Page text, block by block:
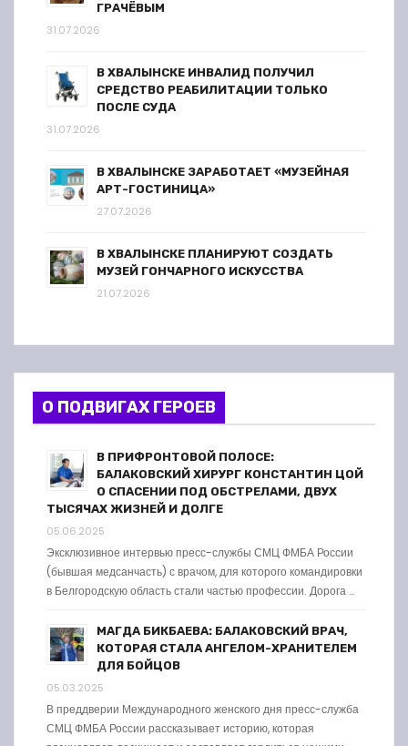
ГРАЧЁВЫМ
31.07.2026
В ХВАЛЫНСКЕ ИНВАЛИД ПОЛУЧИЛ
СРЕДСТВО РЕАБИЛИТАЦИИ ТОЛЬКО
ПОСЛЕ СУДА
31.07.2026
В ХВАЛЫНСКЕ ЗАРАБОТАЕТ «МУЗЕЙНАЯ
АРТ-ГОСТИНИЦА»
27.07.2026
В ХВАЛЫНСКЕ ПЛАНИРУЮТ СОЗДАТЬ
МУЗЕЙ ГОНЧАРНОГО ИСКУССТВА
21.07.2026
О ПОДВИГАХ ГЕРОЕВ
В ПРИФРОНТОВОЙ ПОЛОСЕ:
БАЛАКОВСКИЙ ХИРУРГ КОНСТАНТИН ЦОЙ
О СПАСЕНИИ ПОД ОБСТРЕЛАМИ, ДВУХ
ТЫСЯЧАХ ЖИЗНЕЙ И ДОЛГЕ
05.06.2025
Эксклюзивное интервью пресс-службы СМЦ ФМБА России
(бывшая медсанчасть) с врачом, для которого командировки
в Белгородскую область стали частью профессии. Дорога …
МАГДА БИКБАЕВА: БАЛАКОВСКИЙ ВРАЧ,
КОТОРАЯ СТАЛА АНГЕЛОМ-ХРАНИТЕЛЕМ
ДЛЯ БОЙЦОВ
05.03.2025
В преддверии Международного женского дня пресс-служба
СМЦ ФМБА России рассказывает историю, которая